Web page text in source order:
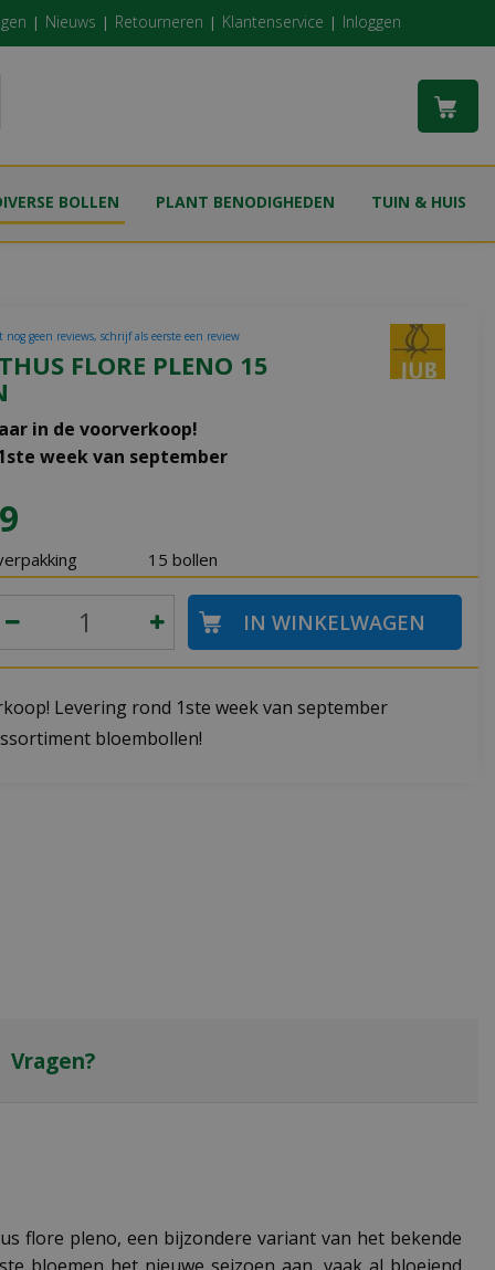
Nieuws Retourneren Klantenservice Inloggen
BOLLEN PLANT BENODIGHEDEN TUIN & HUIS
FLORE PLENO 15
in de voorverkoop!
week van september
geen reviews, schrijf als eerste een review
15 bollen
Levering rond 1ste week van september
bloembollen!
Vragen?
flore pleno, een bijzondere variant van het bekende